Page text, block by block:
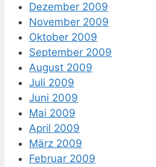
Dezember 2009
November 2009
Oktober 2009
September 2009
August 2009
Juli 2009
Juni 2009
Mai 2009
April 2009
März 2009
Februar 2009